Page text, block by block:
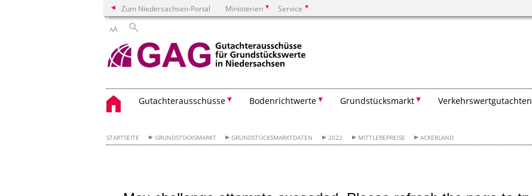
Zum Niedersachsen-Portal Ministerien Service
AA
Gutachter­ausschüsse Bodenrichtwerte Grundstücksmarkt Verkehrswert­gutachten
STARTSEITE GRUNDSTÜCKSMARKT GRUNDSTÜCKSMARKTDATEN 2022 MITTLEREPREISE ACKERLAND